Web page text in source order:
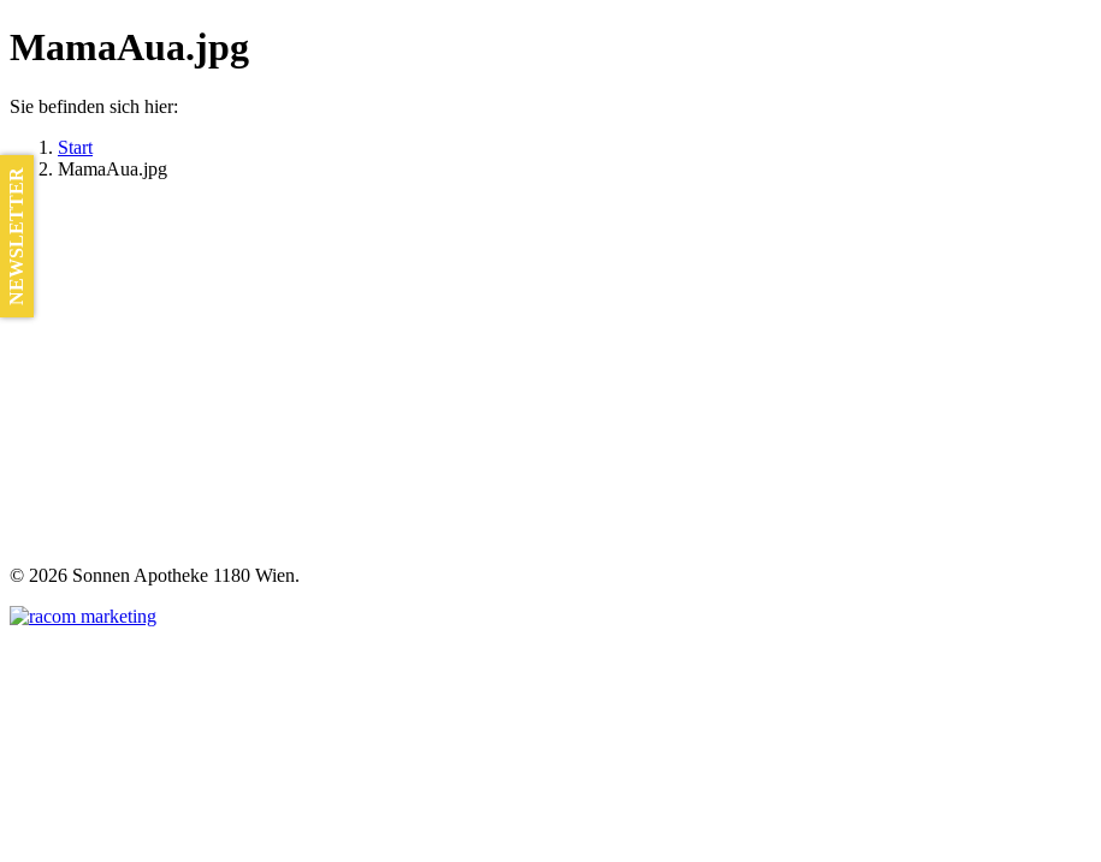
MamaAua.jpg
Sie befinden sich hier:
Start
MamaAua.jpg
© 2026 Sonnen Apotheke 1180 Wien.
NEWSLETTER